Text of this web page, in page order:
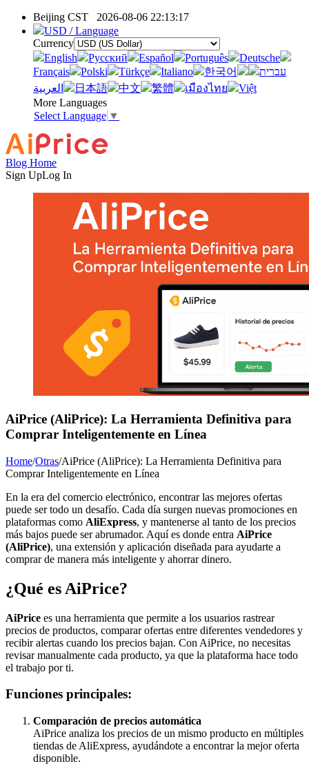
Beijing CST 2026-08-06 22:13:17
USD / Language
Currency
English
Pусский Español Português
Deutsche
Français
Polski Türkçe Italiano 한국어
עברית
العربية
日本語 中文 繁體 เมืองไทย
Việt
More Languages
Select Language ▼
Blog Home
Sign UpLog In
AiPrice (AliPrice): La Herramienta Definitiva para
Comprar Inteligentemente en Línea
Home/Otras/AiPrice (AliPrice): La Herramienta Definitiva para
Comprar Inteligentemente en Línea
En la era del comercio electrónico, encontrar las mejores ofertas
puede ser todo un desafío. Cada día surgen nuevas promociones en
plataformas como AliExpress, y mantenerse al tanto de los precios
más bajos puede ser abrumador. Aquí es donde entra AiPrice
(AliPrice), una extensión y aplicación diseñada para ayudarte a
comprar de manera más inteligente y ahorrar dinero.
¿Qué es AiPrice?
AiPrice es una herramienta que permite a los usuarios rastrear
precios de productos, comparar ofertas entre diferentes vendedores y
recibir alertas cuando los precios bajan. Con AiPrice, no necesitas
revisar manualmente cada producto, ya que la plataforma hace todo
el trabajo por ti.
Funciones principales:
Comparación de precios automática
AiPrice analiza los precios de un mismo producto en múltiples
tiendas de AliExpress, ayudándote a encontrar la mejor oferta
disponible.